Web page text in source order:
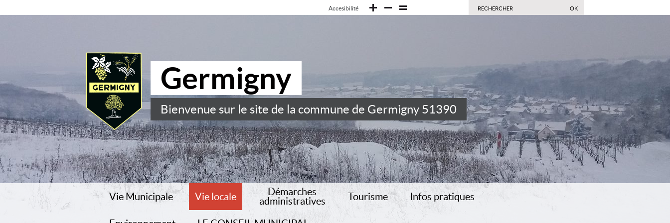
Accesibilité
Vie Municipale Vie locale
Démarches
administratives
Tourisme
Situation géographique
Infos pratiques
Germigny
Bienvenue sur le site de la commune de Germigny 51390